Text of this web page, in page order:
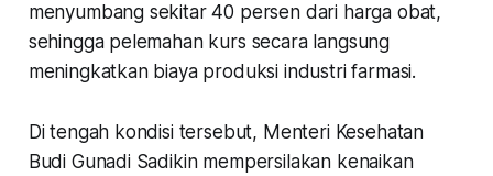
menyumbang sekitar 40 persen dari harga obat,
sehingga pelemahan kurs secara langsung
meningkatkan biaya produksi industri farmasi.
Di tengah kondisi tersebut, Menteri Kesehatan
Budi Gunadi Sadikin mempersilakan kenaikan